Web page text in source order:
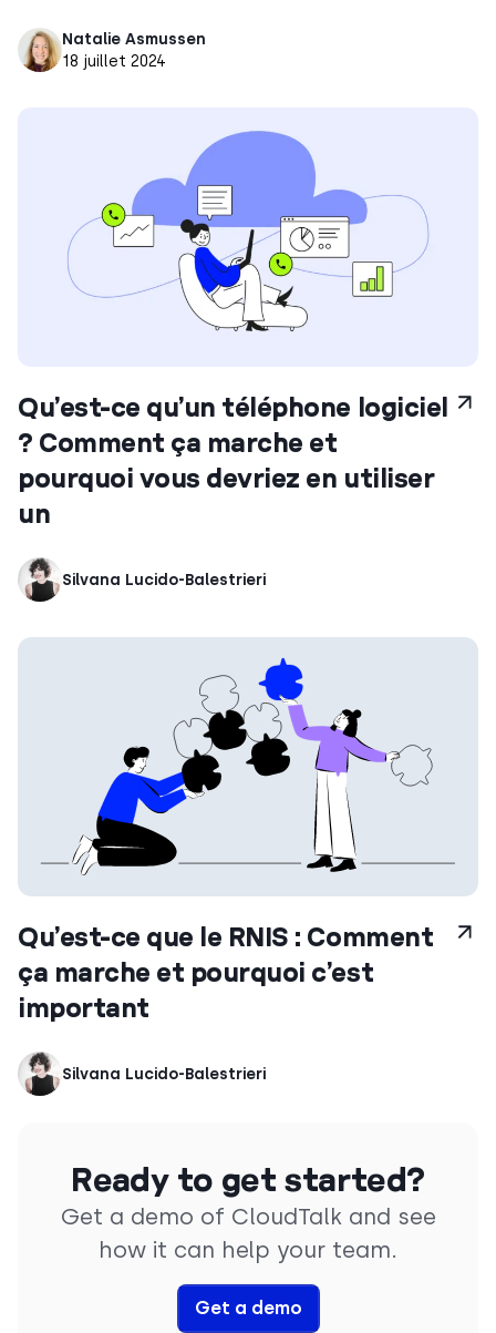
Natalie Asmussen
18 juillet 2024
Qu’est-ce qu’un téléphone logiciel
? Comment ça marche et
pourquoi vous devriez en utiliser
un
Silvana Lucido-Balestrieri
Qu’est-ce que le RNIS : Comment
ça marche et pourquoi c’est
important
Silvana Lucido-Balestrieri
Ready to get started?
Get a demo of CloudTalk and see
how it can help your team.
Get a demo